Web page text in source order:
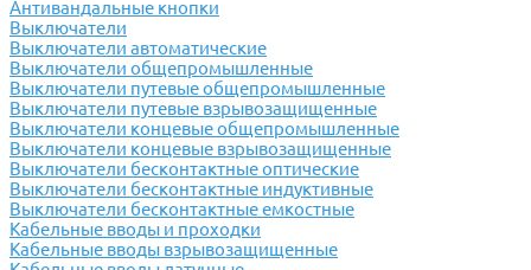
Антивандальные кнопки
Выключатели
Выключатели автоматические
Выключатели общепромышленные
Выключатели путевые общепромышленные
Выключатели путевые взрывозащищенные
Выключатели концевые общепромышленные
Выключатели концевые взрывозащищенные
Выключатели бесконтактные оптические
Выключатели бесконтактные индуктивные
Выключатели бесконтактные емкостные
Кабельные вводы и проходки
Кабельные вводы взрывозащищенные